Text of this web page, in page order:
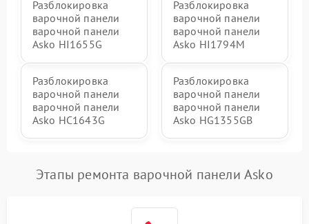
Разблокировка
варочной панели
варочной панели
Asko HI1655G
Разблокировка
варочной панели
варочной панели
Asko HI1794M
Разблокировка
варочной панели
варочной панели
Asko HC1643G
Разблокировка
варочной панели
варочной панели
Asko HG1355GB
Этапы ремонта варочной панели Asko